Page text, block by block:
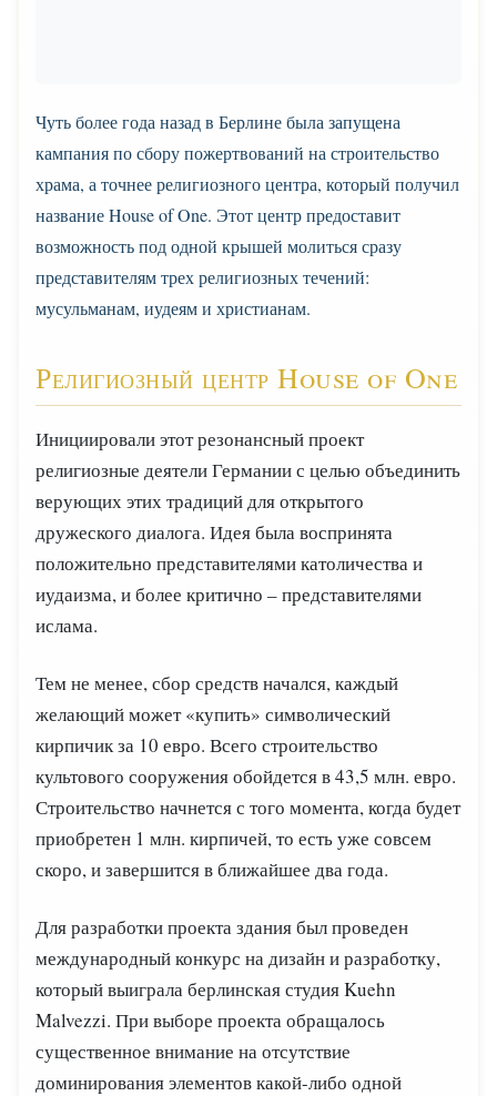
Чуть более года назад в Берлине была запущена
кампания по сбору пожертвований на строительство
храма, а точнее религиозного центра, который получил
название House of One. Этот центр предоставит
возможность под одной крышей молиться сразу
представителям трех религиозных течений:
мусульманам, иудеям и христианам.
Религиозный центр House of One
Инициировали этот резонансный проект
религиозные деятели Германии с целью объединить
верующих этих традиций для открытого
дружеского диалога. Идея была воспринята
положительно представителями католичества и
иудаизма, и более критично – представителями
ислама.
Тем не менее, сбор средств начался, каждый
желающий может «купить» символический
кирпичик за 10 евро. Всего строительство
культового сооружения обойдется в 43,5 млн. евро.
Строительство начнется с того момента, когда будет
приобретен 1 млн. кирпичей, то есть уже совсем
скоро, и завершится в ближайшее два года.
Для разработки проекта здания был проведен
международный конкурс на дизайн и разработку,
который выиграла берлинская студия Kuehn
Malvezzi. При выборе проекта обращалось
существенное внимание на отсутствие
доминирования элементов какой-либо одной